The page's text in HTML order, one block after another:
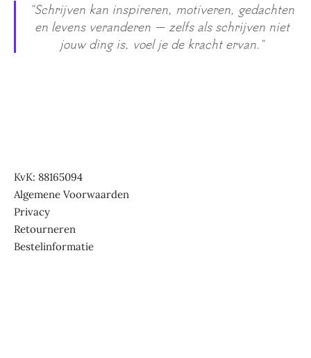
"Schrijven kan inspireren, motiveren, gedachten
en levens veranderen — zelfs als schrijven niet
jouw ding is, voel je de kracht ervan."
KvK: 88165094
Algemene Voorwaarden
Privacy
Retourneren
Bestelinformatie